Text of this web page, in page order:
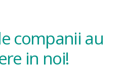
companii au
in noi!